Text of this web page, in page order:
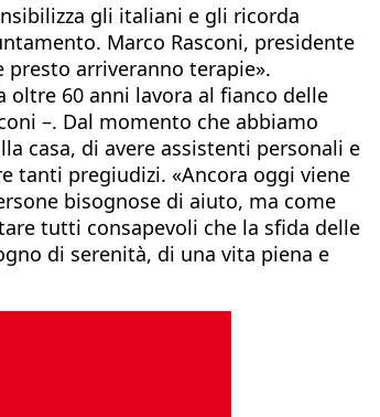
gli italiani e gli ricorda
Marco Rasconi, presidente
arriveranno terapie».
oltre 60 anni lavora al fianco delle
–. Dal momento che abbiamo
casa, di avere assistenti personali e
tanti pregiudizi. «Ancora oggi viene
bisognose di aiuto, ma come
tutti consapevoli che la sfida delle
di serenità, di una vita piena e